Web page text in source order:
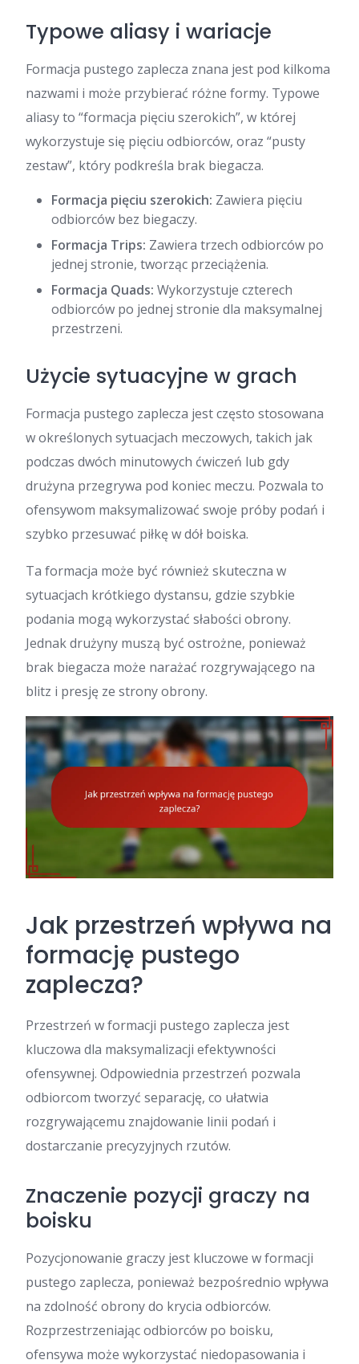
Typowe aliasy i wariacje
Formacja pustego zaplecza znana jest pod kilkoma
nazwami i może przybierać różne formy. Typowe
aliasy to “formacja pięciu szerokich”, w której
wykorzystuje się pięciu odbiorców, oraz “pusty
zestaw”, który podkreśla brak biegacza.
Formacja pięciu szerokich: Zawiera pięciu
odbiorców bez biegaczy.
Formacja Trips: Zawiera trzech odbiorców po
jednej stronie, tworząc przeciążenia.
Formacja Quads: Wykorzystuje czterech
odbiorców po jednej stronie dla maksymalnej
przestrzeni.
Użycie sytuacyjne w grach
Formacja pustego zaplecza jest często stosowana
w określonych sytuacjach meczowych, takich jak
podczas dwóch minutowych ćwiczeń lub gdy
drużyna przegrywa pod koniec meczu. Pozwala to
ofensywom maksymalizować swoje próby podań i
szybko przesuwać piłkę w dół boiska.
Ta formacja może być również skuteczna w
sytuacjach krótkiego dystansu, gdzie szybkie
podania mogą wykorzystać słabości obrony.
Jednak drużyny muszą być ostrożne, ponieważ
brak biegacza może narażać rozgrywającego na
blitz i presję ze strony obrony.
Jak przestrzeń wpływa na
formację pustego
zaplecza?
Przestrzeń w formacji pustego zaplecza jest
kluczowa dla maksymalizacji efektywności
ofensywnej. Odpowiednia przestrzeń pozwala
odbiorcom tworzyć separację, co ułatwia
rozgrywającemu znajdowanie linii podań i
dostarczanie precyzyjnych rzutów.
Znaczenie pozycji graczy na
boisku
Pozycjonowanie graczy jest kluczowe w formacji
pustego zaplecza, ponieważ bezpośrednio wpływa
na zdolność obrony do krycia odbiorców.
Rozprzestrzeniając odbiorców po boisku,
ofensywa może wykorzystać niedopasowania i